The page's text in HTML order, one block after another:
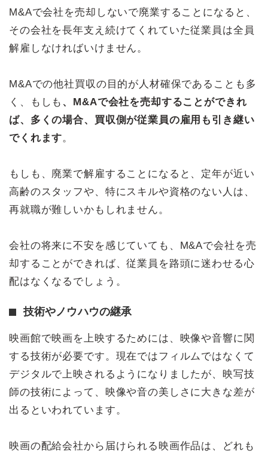
M&Aで会社を売却しないで廃業することになると、
その会社を長年支え続けてくれていた従業員は全員
解雇しなければいけません。
M&Aでの他社買収の目的が人材確保であることも多
く、もしも 、M&Aで会社を売却することができれ
ば、多くの場合、買収側が従業員の雇用も引き継い
でくれます。
もしも、廃業で解雇することになると、定年が近い
高齢のスタッフや、特にスキルや資格のない人は、
再就職が難しいかもしれません。
会社の将来に不安を感じていても、M&Aで会社を売
却することができれば、従業員を路頭に迷わせる心
配はなくなるでしょう。
技術やノウハウの継承
映画館で映画を上映するためには、映像や音響に関
する技術が必要です。現在ではフィルムではなくて
デジタルで上映されるようになりましたが、映写技
師の技術によって、映像や音の美しさに大きな差が
出るといわれています。
映画の配給会社から届けられる映画作品は、どれも